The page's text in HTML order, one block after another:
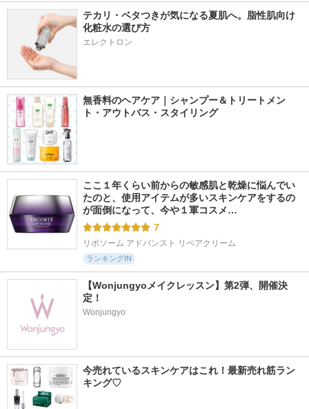
テカリ・ベタつきが気になる夏肌へ。脂性肌向け
化粧水の選び方
エレクトロン
無香料のヘアケア｜シャンプー＆トリートメン
ト・アウトバス・スタイリング
ここ１年くらい前からの敏感肌と乾燥に悩んでい
たのと、使用アイテムが多いスキンケアをするの
が面倒になって、今や１軍コスメ…
7
リポソーム アドバンスト リペアクリーム
ランキングIN
【Wonjungyoメイクレッスン】第2弾、開催決
定！
Wonjungyo
今売れているスキンケアはこれ！最新売れ筋ラン
キング♡